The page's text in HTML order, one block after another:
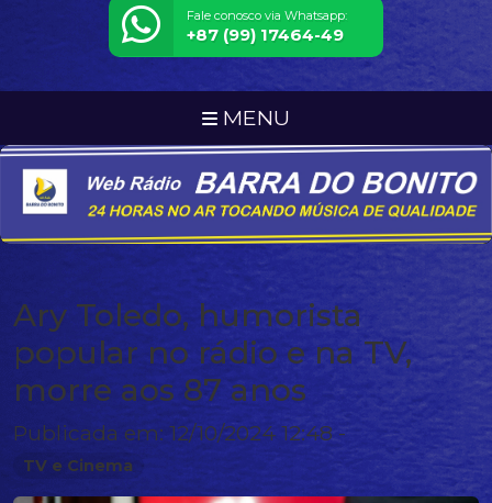
Fale conosco via Whatsapp:
+87 (99) 17464-49
MENU
Ary Toledo, humorista
popular no rádio e na TV,
morre aos 87 anos
Publicada em: 12/10/2024 12:48 -
TV e Cinema